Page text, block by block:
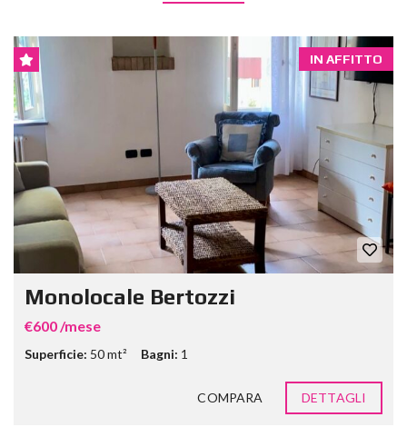
IN AFFITTO
Monolocale Bertozzi
€600 /mese
Superficie: 50 mt² Bagni: 1
COMPARA DETTAGLI